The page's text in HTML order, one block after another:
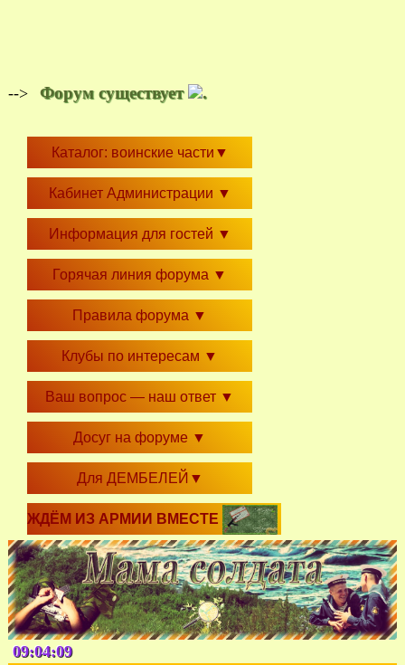
--> Форум существует .
Каталог: воинские части ▼
Кабинет Администрации ▼
Информация для гостей ▼
Горячая линия форума ▼
Правила форума ▼
Клубы по интересам ▼
Ваш вопрос — наш ответ ▼
Досуг на форуме ▼
Для ДЕМБЕЛЕЙ ▼
ЖДЁМ ИЗ АРМИИ ВМЕСТЕ
09:04:11